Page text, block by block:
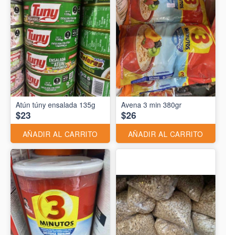
Atún túny ensalada 135g
$23
AÑADIR AL CARRITO
Avena 3 min 380gr
$26
AÑADIR AL CARRITO